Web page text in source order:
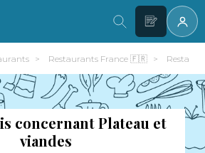
Restaurants France 🇫🇷
concernant Plateau et
viandes